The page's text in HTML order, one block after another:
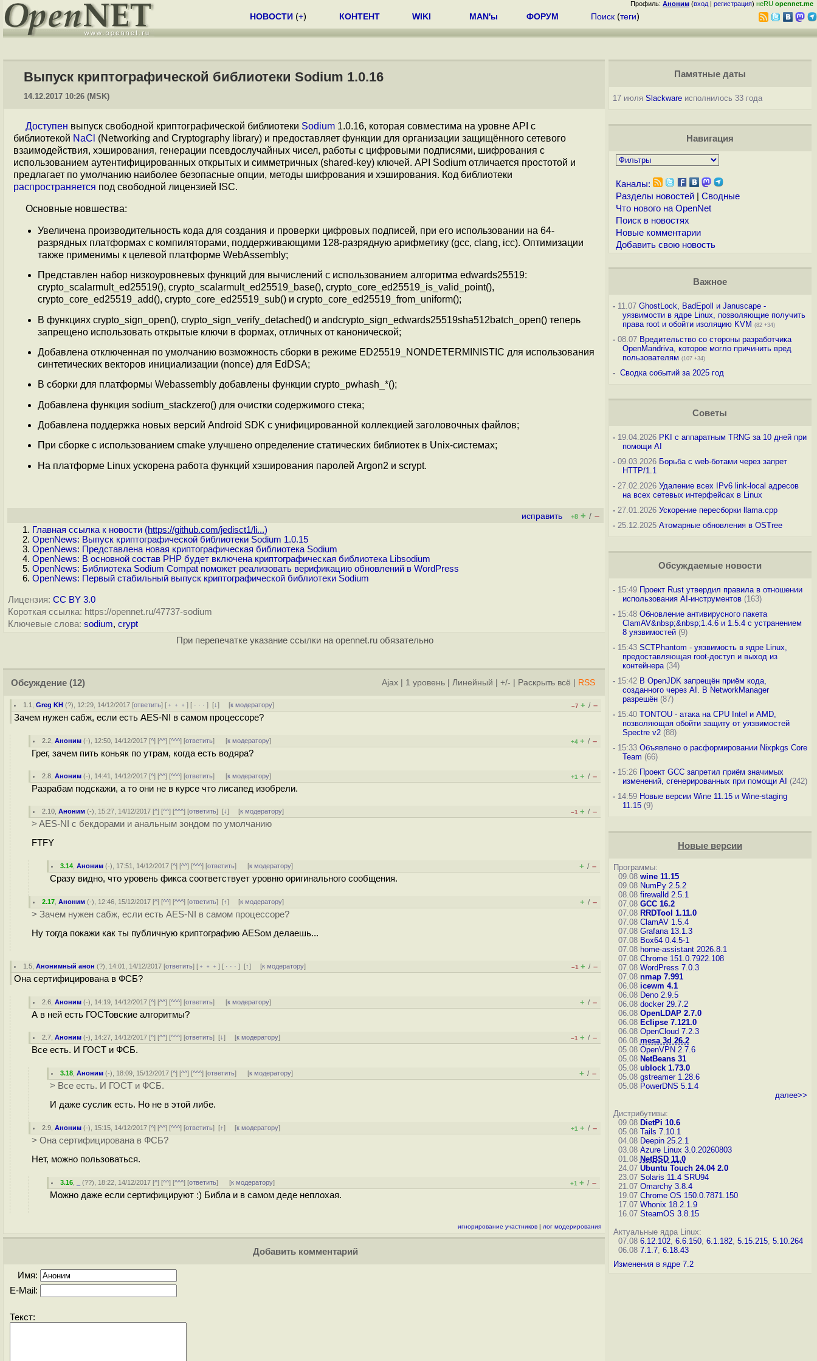
Профиль: Аноним (вход | регистрация) неRU opennet.me
НОВОСТИ (+) КОНТЕНТ WIKI MAN'ы ФОРУМ Поиск (теги)
Выпуск криптографической библиотеки Sodium 1.0.16
14.12.2017 10:26 (MSK)
Доступен выпуск свободной криптографической библиотеки Sodium 1.0.16, которая совместима на уровне API с
библиотекой NaCl (Networking and Cryptography library) и предоставляет функции для организации защищённого сетевого
взаимодействия, хэширования, генерации псевдослучайных чисел, работы с цифровыми подписями, шифрования с
использованием аутентифицированных открытых и симметричных (shared-key) ключей. API Sodium отличается простотой и
предлагает по умолчанию наиболее безопасные опции, методы шифрования и хэширования. Код библиотеки
распространяется под свободной лицензией ISC.
Основные новшества:
Увеличена производительность кода для создания и проверки цифровых подписей, при его использовании на 64-
разрядных платформах с компиляторами, поддерживающими 128-разрядную арифметику (gcc, clang, icc). Оптимизации
также применимы к целевой платформе WebAssembly;
Представлен набор низкоуровневых функций для вычислений с использованием алгоритма edwards25519:
crypto_scalarmult_ed25519(), crypto_scalarmult_ed25519_base(), crypto_core_ed25519_is_valid_point(),
crypto_core_ed25519_add(), crypto_core_ed25519_sub() и crypto_core_ed25519_from_uniform();
В функциях crypto_sign_open(), crypto_sign_verify_detached() и andcrypto_sign_edwards25519sha512batch_open() теперь
запрещено использовать открытые ключи в формах, отличных от канонической;
Добавлена отключенная по умолчанию возможность сборки в режиме ED25519_NONDETERMINISTIC для использования
синтетических векторов инициализации (nonce) для EdDSA;
В сборки для платформы Webassembly добавлены функции crypto_pwhash_*();
Добавлена функция sodium_stackzero() для очистки содержимого стека;
Добавлена поддержка новых версий Android SDK с унифицированной коллекцией заголовочных файлов;
При сборке с использованием cmake улучшено определение статических библиотек в Unix-системах;
На платформе Linux ускорена работа функций хэширования паролей Argon2 и scrypt.
исправить +8 + / –
Главная ссылка к новости (https://github.com/jedisct1/li...)
OpenNews: Выпуск криптографической библиотеки Sodium 1.0.15
OpenNews: Представлена новая криптографическая библиотека Sodium
OpenNews: В основной состав PHP будет включена криптографическая библиотека Libsodium
OpenNews: Библиотека Sodium Compat поможет реализовать верификацию обновлений в WordPress
OpenNews: Первый стабильный выпуск криптографической библиотеки Sodium
Лицензия: CC BY 3.0
Короткая ссылка: https://opennet.ru/47737-sodium
Ключевые слова: sodium, crypt
При перепечатке указание ссылки на opennet.ru обязательно
Обсуждение (12) Ajax 1 уровень Линейный +/- Раскрыть всё RSS
1.1 ,Greg KH (?), 12:29, 14/12/2017 [ответить] [ ﹢﹢﹢] [ · · ·][↓] [к модератору] –7 + / –
Зачем нужен сабж, если есть AES-NI в самом процессоре?
2.2 ,Аноним (-), 12:50, 14/12/2017 [^] [^^] [^^^] [ответить] [к модератору] +4 + / –
Грег, зачем пить коньяк по утрам, когда есть водяра?
2.8 ,Аноним (-), 14:41, 14/12/2017 [^] [^^] [^^^] [ответить] [к модератору] +1 + / –
Разрабам подскажи, а то они не в курсе что лисапед изобрели.
2.10 ,Аноним (-), 15:27, 14/12/2017 [^] [^^] [^^^] [ответить][↓] [к модератору] –1 + / –
> AES-NI с бекдорами и анальным зондом по умолчанию
FTFY
3.14 ,Аноним (-), 17:51, 14/12/2017 [^] [^^] [^^^] [ответить] [к модератору] + / –
Сразу видно, что уровень фикса соответствует уровню оригинального сообщения.
2.17 ,Аноним (-), 12:46, 15/12/2017 [^] [^^] [^^^] [ответить][↑] [к модератору] + / –
> Зачем нужен сабж, если есть AES-NI в самом процессоре?
Ну тогда покажи как ты публичную криптографию AESом делаешь...
1.5 ,Анонимный анон (?), 14:01, 14/12/2017 [ответить] [ ﹢﹢﹢] [ · · ·][↑] [к модератору] –1 + / –
Она сертифицирована в ФСБ?
2.6 ,Аноним (-), 14:19, 14/12/2017 [^] [^^] [^^^] [ответить] [к модератору] + / –
А в ней есть ГОСТовские алгоритмы?
2.7 ,Аноним (-), 14:27, 14/12/2017 [^] [^^] [^^^] [ответить][↓] [к модератору] –1 + / –
Все есть. И ГОСТ и ФСБ.
3.18 ,Аноним (-), 18:09, 15/12/2017 [^] [^^] [^^^] [ответить] [к модератору] + / –
> Все есть. И ГОСТ и ФСБ.
И даже суслик есть. Но не в этой либе.
2.9 ,Аноним (-), 15:15, 14/12/2017 [^] [^^] [^^^] [ответить][↑] [к модератору] +1 + / –
> Она сертифицирована в ФСБ?
Нет, можно пользоваться.
3.16 (??), 18:22, 14/12/2017 [^] [^^] [^^^] [ответить] [к модератору] +1 + / –
Можно даже если сертифицируют :) Библа и в самом деде неплохая.
игнорирование участников | лог модерирования
Добавить комментарий
Имя:
E-Mail:
Текст:
Памятные даты
17 июля Slackwareисполнилось 33 года
Навигация
Каналы:
Разделы новостей| Сводные
Что нового на OpenNet
Поиск в новостях
Новые комментарии
Добавить свою новость
Важное
-11.07 GhostLock, BadEpoll и Januscape -
уязвимости в ядре Linux, позволяющие получить
права root и обойти изоляцию KVM (82 +34)
-08.07 Вредительство со стороны разработчика
OpenMandriva, которое могло причинить вред
пользователям (107 +34)
- Сводка событий за 2025 год
Советы
-19.04.2026 PKI с аппаратным TRNG за 10 дней при
помощи AI
-09.03.2026 Борьба с web-ботами через запрет
HTTP/1.1
-27.02.2026 Удаление всех IPv6 link-local адресов
на всех сетевых интерфейсах в Linux
-27.01.2026 Ускорение пересборки llama.cpp
-25.12.2025 Атомарные обновления в OSTree
Обсуждаемые новости
-15:49 Проект Rust утвердил правила в отношении
использования AI-инструментов(163)
-15:48 Обновление антивирусного пакета
ClamAV&nbsp;&nbsp;1.4.6 и 1.5.4 с устранением
8 уязвимостей(9)
-15:43 SCTPhantom - уязвимость в ядре Linux,
предоставляющая root-доступ и выход из
контейнера(34)
-15:42 В OpenJDK запрещён приём кода,
созданного через AI. В NetworkManager
разрешён(87)
-15:40 TONTOU - атака на CPU Intel и AMD,
позволяющая обойти защиту от уязвимостей
Spectre v2(88)
-15:33 Объявлено о расформировании Nixpkgs Core
Team (66)
-15:26 Проект GCC запретил приём значимых
изменений, сгенерированных при помощи AI (242)
-14:59 Новые версии Wine 11.15 и Wine-staging
11.15(9)
Новые версии
Программы:
09.08 wine 11.15
09.08 NumPy 2.5.2
08.08 firewalld 2.5.1
07.08 GCC 16.2
07.08 RRDTool 1.11.0
07.08 ClamAV 1.5.4
07.08 Grafana 13.1.3
07.08 Box64 0.4.5-1
07.08 home-assistant 2026.8.1
07.08 Chrome 151.0.7922.108
07.08 WordPress 7.0.3
07.08 nmap 7.991
06.08 icewm 4.1
06.08 Deno 2.9.5
06.08 docker 29.7.2
06.08 OpenLDAP 2.7.0
06.08 Eclipse 7.121.0
06.08 OpenCloud 7.2.3
06.08 mesa 3d 26.2
05.08 OpenVPN 2.7.6
05.08 NetBeans 31
05.08 ublock 1.73.0
05.08 gstreamer 1.28.6
05.08 PowerDNS 5.1.4
далее>>
Дистрибутивы:
09.08 DietPi 10.6
05.08 Tails 7.10.1
04.08 Deepin 25.2.1
03.08 Azure Linux 3.0.20260803
01.08 NetBSD 11.0
24.07 Ubuntu Touch 24.04 2.0
23.07 Solaris 11.4 SRU94
21.07 Omarchy 3.8.4
19.07 Chrome OS 150.0.7871.150
17.07 Whonix 18.2.1.9
16.07 SteamOS 3.8.15
Актуальные ядра Linux:
07.08 6.12.102, 6.6.150, 6.1.182, 5.15.215, 5.10.264
06.08 7.1.7, 6.18.43
Изменения в ядре 7.2